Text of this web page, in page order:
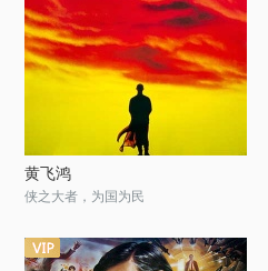
黄飞鸿
侠之大者，为国为民